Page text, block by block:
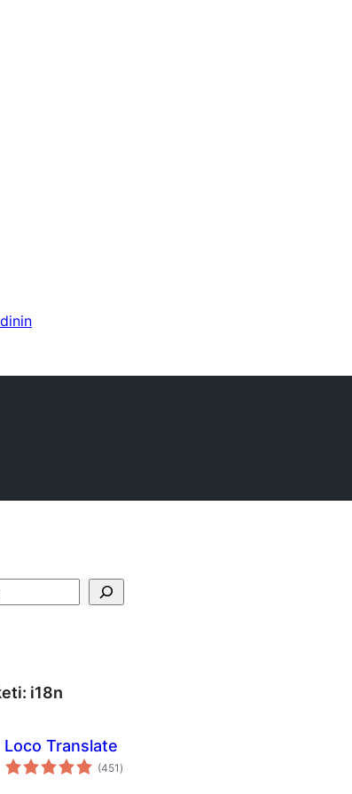
i18n
Loco Translate
(451 toplam
puan
)